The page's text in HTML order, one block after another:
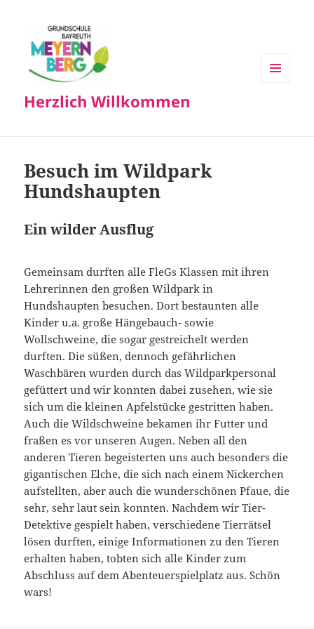
Herzlich Willkommen
Besuch im Wildpark
Hundshaupten
Ein wilder Ausflug
Gemeinsam durften alle FleGs Klassen mit ihren
Lehrerinnen den großen Wildpark in
Hundshaupten besuchen. Dort bestaunten alle
Kinder u.a. große Hängebauch- sowie
Wollschweine, die sogar gestreichelt werden
durften. Die süßen, dennoch gefährlichen
Waschbären wurden durch das Wildparkpersonal
gefüttert und wir konnten dabei zusehen, wie sie
sich um die kleinen Apfelstücke gestritten haben.
Auch die Wildschweine bekamen ihr Futter und
fraßen es vor unseren Augen. Neben all den
anderen Tieren begeisterten uns auch besonders die
gigantischen Elche, die sich nach einem Nickerchen
aufstellten, aber auch die wunderschönen Pfaue, die
sehr, sehr laut sein konnten. Nachdem wir Tier-
Detektive gespielt haben, verschiedene Tierrätsel
lösen durften, einige Informationen zu den Tieren
erhalten haben, tobten sich alle Kinder zum
Abschluss auf dem Abenteuerspielplatz aus. Schön
wars!